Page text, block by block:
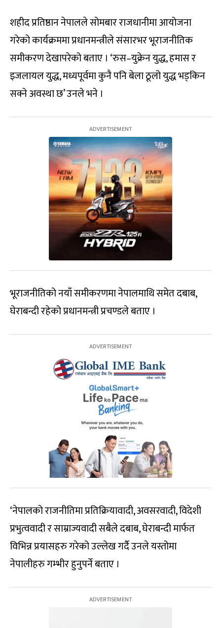
शहीद प्रतिष्ठान नेपालले सोमबार राजधानीमा आयोजना
गरेको कार्यक्रममा प्रधानमन्त्रीले संसारभर भूराजनीतिक
समीकरण देखापरेको बताए । ‘रुस–युक्रेन युद्ध, हमास र
इजलायल युद्ध, मध्यपूर्वमा कुनै पनि बेला ठूलो युद्ध भड्किन
सक्ने अवस्था छ’ उनले भने ।
भूराजनीतिको नयाँ समीकरणमा नेपालमाथि समेत दबाब,
घेराबन्दी रहेको प्रधानमन्त्री प्रचण्डले बताए ।
‘नेपालको राजनीतिमा प्रतिक्रियावादी, अवसरवादी, विदेशी
प्रभुत्ववादी र साम्राज्यवादी सबैले दबाब, घेराबन्दी मार्फत
विभिन्न प्रयासहरु गरेको उल्लेख गर्दै उनले यस्तोमा
नेपालीहरु गम्भीर हुनुपर्ने बताए ।